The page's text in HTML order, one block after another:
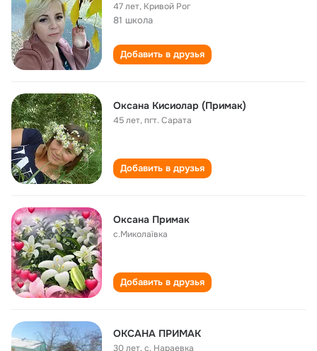
47 лет, Кривой Рог
81 школа
Добавить в друзья
Оксана Киcиолар (Примак)
45 лет,пгт. Сарата
Добавить в друзья
Оксана Примак
с.Миколаївка
Добавить в друзья
ОКСАНА ПРИМАК
30 лет,с. Нараевка